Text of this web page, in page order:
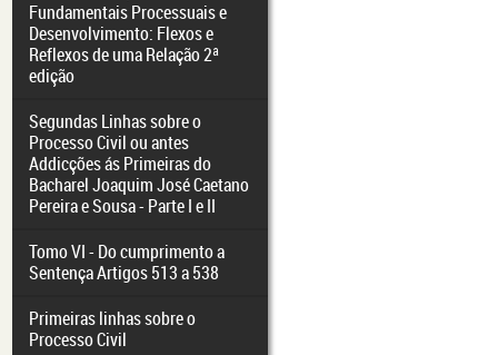
Fundamentais Processuais e
Desenvolvimento: Flexos e
Reflexos de uma Relação 2ª
edição
Segundas Linhas sobre o
Processo Civil ou antes
Addicções ás Primeiras do
Bacharel Joaquim José Caetano
Pereira e Sousa - Parte I e II
Tomo VI - Do cumprimento a
Sentença Artigos 513 a 538
Primeiras linhas sobre o
Processo Civil